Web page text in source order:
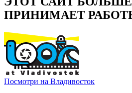
ПРИНИМАЕТ
Посмотри на Владивосток